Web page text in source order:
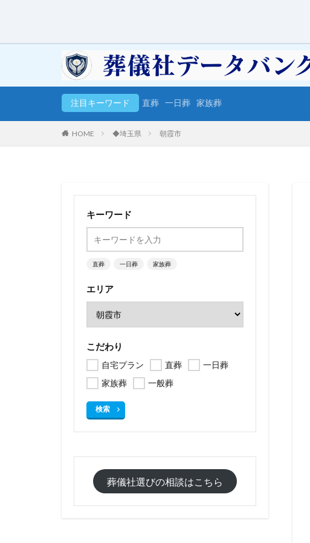
注目キーワード 直葬 一日葬 家族葬
HOME ◆埼玉県 朝霞市
キーワード
直葬 一日葬 家族葬
エリア
こだわり
自宅プラン 直葬
一日葬
家族葬
一般葬
検索
葬儀社選びの相談はこちら